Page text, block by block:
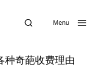
Menu
种奇葩收费理由